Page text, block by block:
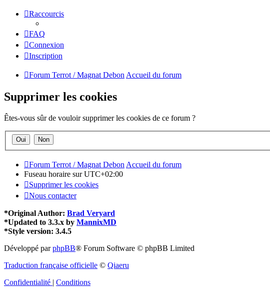
Raccourcis
FAQ
Connexion
Inscription
Forum Terrot / Magnat Debon Accueil du forum
Supprimer les cookies
Êtes-vous sûr de vouloir supprimer les cookies de ce forum ?
Forum Terrot / Magnat DebonAccueil du forum
Fuseau horaire surUTC+02:00
Supprimer les cookies
Nous contacter
*Original Author: Brad Veryard
*Updated to 3.3.x by MannixMD
*Style version: 3.4.5
Développé parphpBB® Forum Software © phpBB Limited
Traduction française officielle © Qiaeru
Confidentialité | Conditions